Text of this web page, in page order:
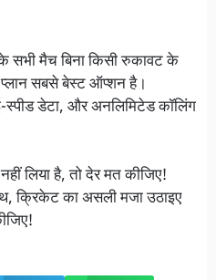
सभी मैच बिना किसी रुकावट के
प्लान सबसे बेस्ट ऑप्शन है।
डेटा, और अनलिमिटेड कॉलिंग
लिया है, तो देर मत कीजिए!
क्रिकेट का असली मजा उठाइए